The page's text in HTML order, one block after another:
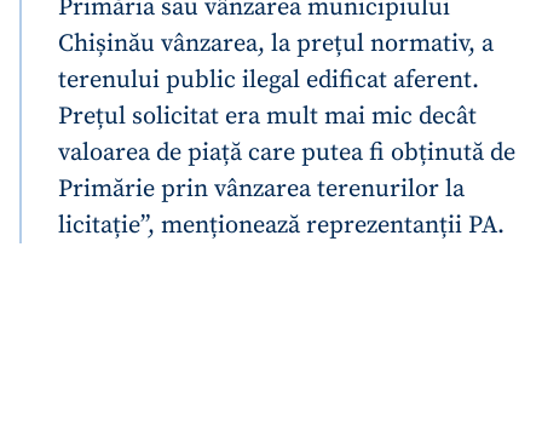
Primăria sau vânzarea municipiului
Chișinău vânzarea, la prețul normativ, a
terenului public ilegal edificat aferent.
Prețul solicitat era mult mai mic decât
valoarea de piață care putea fi obținută de
Primărie prin vânzarea terenurilor la
licitație”, menționează reprezentanții PA.